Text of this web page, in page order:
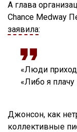
А глава
Chance Medway
заявила:
«Люди
«Либо я
Джонсон, как
коллективные